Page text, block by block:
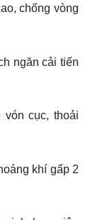
chống vòng
ngăn cải tiến
vón cục, thoải
khí gấp 2